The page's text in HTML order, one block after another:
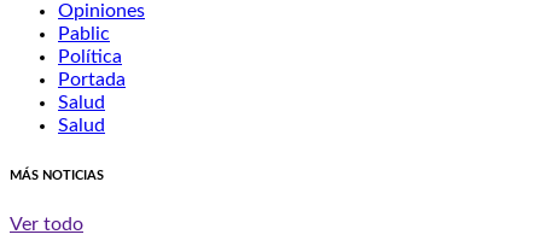
Opiniones
Pablic
Política
Portada
Salud
Salud
MÁS NOTICIAS
Ver todo